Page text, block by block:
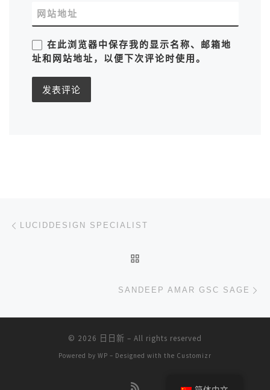
网站地址
在此浏览器中保存我的显示名称、邮箱地
址和网站地址，以便下次评论时使用。
文章导航
LUCIDDESIGN SPECIALIST
SANDEEP AMAR GSC SAGE
© 2026 日日新 – All rights reserved
Powered by WP – Designed with the Customizr